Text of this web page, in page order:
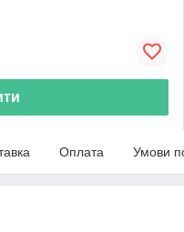
Оплата Умови